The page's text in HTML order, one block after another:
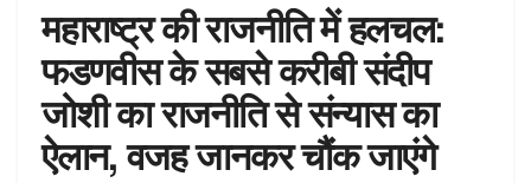
महाराष्ट्र की राजनीति में हलचल:
फडणवीस के सबसे करीबी संदीप
जोशी का राजनीति से संन्यास का
ऐलान, वजह जानकर चौंक जाएंगे